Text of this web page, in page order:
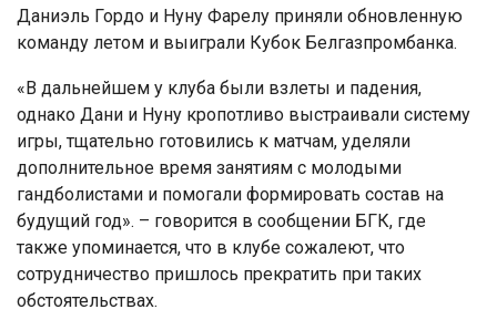
Даниэль Гордо и Нуну Фарелу приняли обновленную
команду летом и выиграли Кубок Белгазпромбанка.
«В дальнейшем у клуба были взлеты и падения,
однако Дани и Нуну кропотливо выстраивали систему
игры, тщательно готовились к матчам, уделяли
дополнительное время занятиям с молодыми
гандболистами и помогали формировать состав на
будущий год». – говорится в сообщении БГК, где
также упоминается, что в клубе сожалеют, что
сотрудничество пришлось прекратить при таких
обстоятельствах.